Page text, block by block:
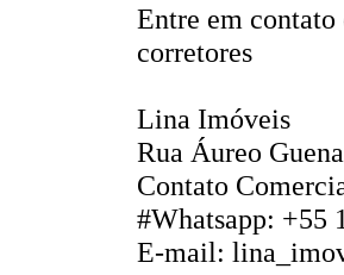
Entre em contato
corretores
Lina Imóveis
Rua Áureo
Contato
#Whatsapp: +55
E-mail: